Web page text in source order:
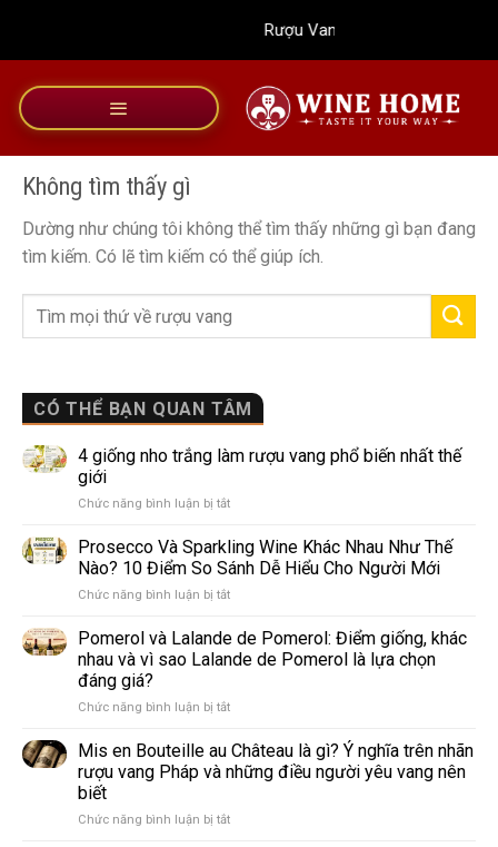
dung
Rượu Vang Wine Home
CÓ THỂ BẠN QUAN TÂM
4 giống nho trắng làm rượu vang phổ biến nhất thế
giới
Chức năng bình luận bị tắtở
giống
nho
trắng
làm
vang
phổ
thế
Prosecco Và Sparkling Wine Khác Nhau Như Thế
Nào? 10 Điểm So Sánh Dễ Hiểu Cho Người Mới
Chức năng bình luận bị tắtở
Và
Sparkling
Wine
Nhau
Thế
Nào?
10
So
Pomerol và Lalande de Pomerol: Điểm giống, khác
nhau và vì sao Lalande de Pomerol là lựa chọn
đáng giá?
Chức năng bình luận bị tắtở
và
Lalande
de
Điểm
Mis en Bouteille au Château là gì? Ý nghĩa trên nhãn
rượu vang Pháp và những điều người yêu vang nên
biết
Chức năng bình luận bị tắtở
Không tìm thấy gì
Dường như chúng tôi không thể tìm thấy những gì bạn đang
tìm kiếm. Có lẽ tìm kiếm có thể giúp ích.